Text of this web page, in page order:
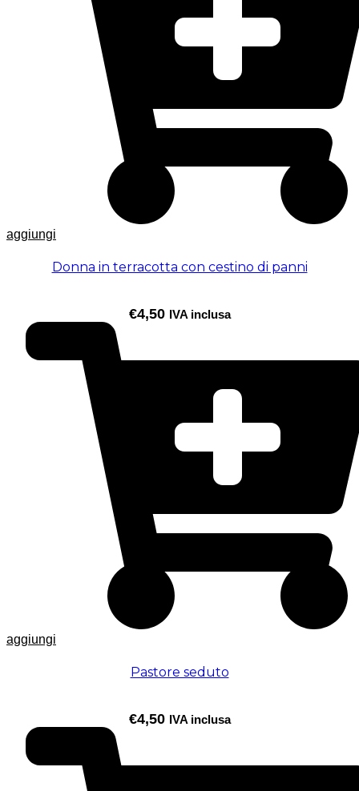
aggiungi
Donna in terracotta con cestino di panni
€4,50 IVA inclusa
aggiungi
Pastore seduto
€4,50 IVA inclusa